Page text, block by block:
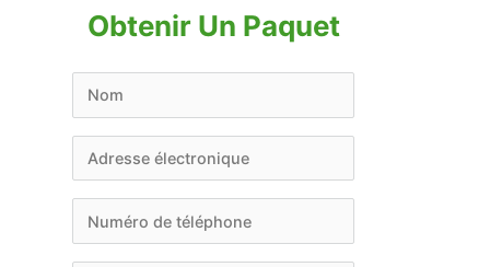
Obtenir Un Paquet